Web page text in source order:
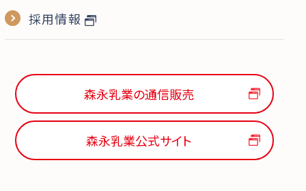
採用情報
森永乳業の通信販売
森永乳業公式サイト